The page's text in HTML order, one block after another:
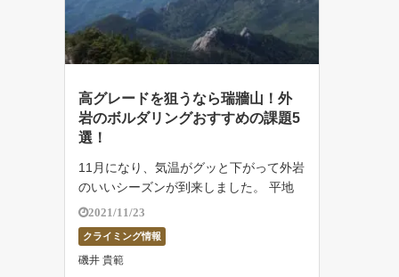
高グレードを狙うなら瑞牆山！外
岩のボルダリングおすすめの課題5
選！
11月になり、気温がグッと下がって外岩
のいいシーズンが到来しました。 平地
ではダウンが必要ないくらいまだまだ温
かいですが、山に行くと風が冷たくカラ
カラに乾いています。 特に11月上旬は
きれいに色づいていた瑞牆山（みずがき
2021/11/23
クライミング情報
磯井 貴範